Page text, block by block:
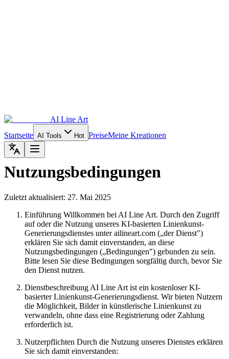
AI Line Art
Startseite AI Tools Hot PreiseMeine Kreationen
Nutzungsbedingungen
Zuletzt aktualisiert: 27. Mai 2025
Einführung Willkommen bei AI Line Art. Durch den Zugriff
auf oder die Nutzung unseres KI-basierten Linienkunst-
Generierungsdienstes unter ailineart.com („der Dienst")
erklären Sie sich damit einverstanden, an diese
Nutzungsbedingungen („Bedingungen") gebunden zu sein.
Bitte lesen Sie diese Bedingungen sorgfältig durch, bevor Sie
den Dienst nutzen.
Dienstbeschreibung AI Line Art ist ein kostenloser KI-
basierter Linienkunst-Generierungsdienst. Wir bieten Nutzern
die Möglichkeit, Bilder in künstlerische Linienkunst zu
verwandeln, ohne dass eine Registrierung oder Zahlung
erforderlich ist.
Nutzerpflichten Durch die Nutzung unseres Dienstes erklären
Sie sich damit einverstanden: